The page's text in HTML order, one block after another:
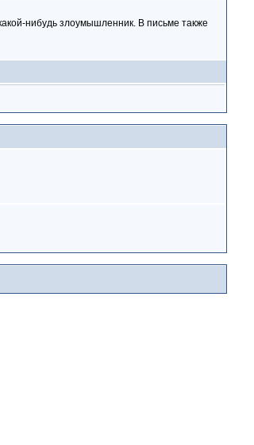
нибудь злоумышленник. В письме также